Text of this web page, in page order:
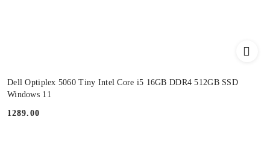
Dell Optiplex 5060 Tiny Intel Core i5 16GB DDR4 512GB SSD
Windows 11
Cena:
1289.00